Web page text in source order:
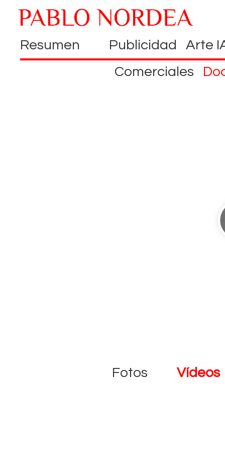
Resumen Publicidad
Arte
Comerciales
Fotos Vídeos